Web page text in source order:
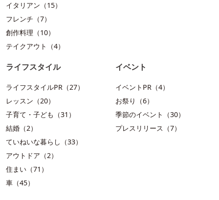
イタリアン（15）
フレンチ（7）
創作料理（10）
テイクアウト（4）
ライフスタイル
ライフスタイルPR（27）
レッスン（20）
子育て・子ども（31）
結婚（2）
ていねいな暮らし（33）
アウトドア（2）
住まい（71）
車（45）
イベント
イベントPR（4）
お祭り（6）
季節のイベント（30）
プレスリリース（7）